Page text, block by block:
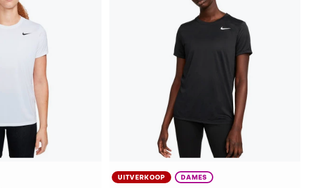
UITVERKOOP DAMES